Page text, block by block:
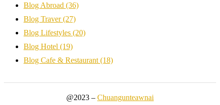
Blog Abroad (36)
Blog Traver(27)
Blog Lifestyles (20)
Blog Hotel (19)
Blog Cafe & Restaurant (18)
@2023 – Chuangunteawnai